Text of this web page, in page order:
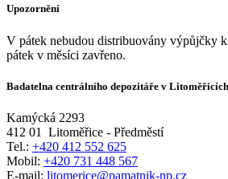
Upozornění
V pátek nebudou distribuovány výpůjčky
pátek v měsíci zavřeno.
Badatelna centrálního depozitáře v Litoměřicích
Kamýcká 2293
412 01
Litoměřice - Předměstí
Tel.: +420 412 552 625
Mobil: +420 731 448 567
E-mail: litomerice@pamatnik-np.cz